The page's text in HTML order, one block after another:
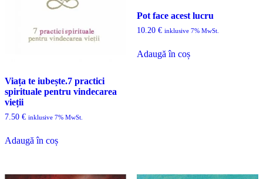
Viața te iubește.7 practici
spirituale pentru vindecarea
vieții
7.50 € inklusive 7% MwSt.
Adaugă în coș
Pot face acest lucru
10.20 € inklusive 7% MwSt.
Adaugă în coș